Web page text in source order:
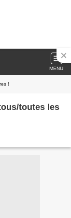
MENU
!
toutes les